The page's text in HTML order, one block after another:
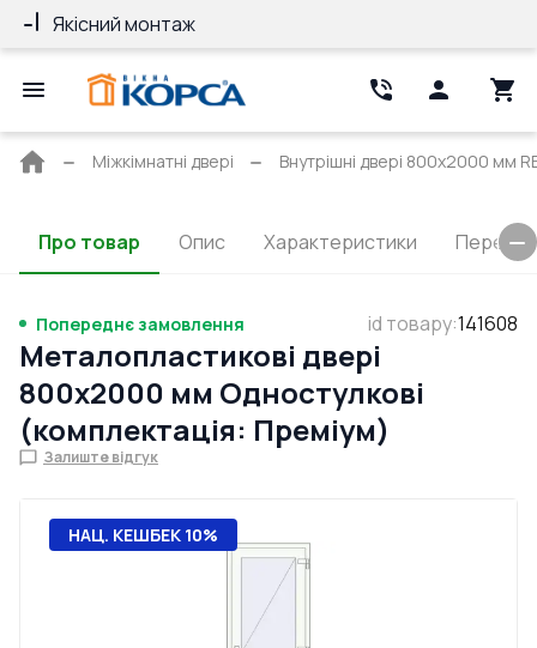
Якісний монтаж
Головна
Міжкімнатні двері Внутрішні двері 800x2000 мм
Про товар Опис Характеристики
Попереднє замовлення id товару:141608
Металопластикові двері
800x2000 мм Одностулкові
(комплектація: Преміум)
Залиште відгук
НАЦ. КЕШБЕК 10%